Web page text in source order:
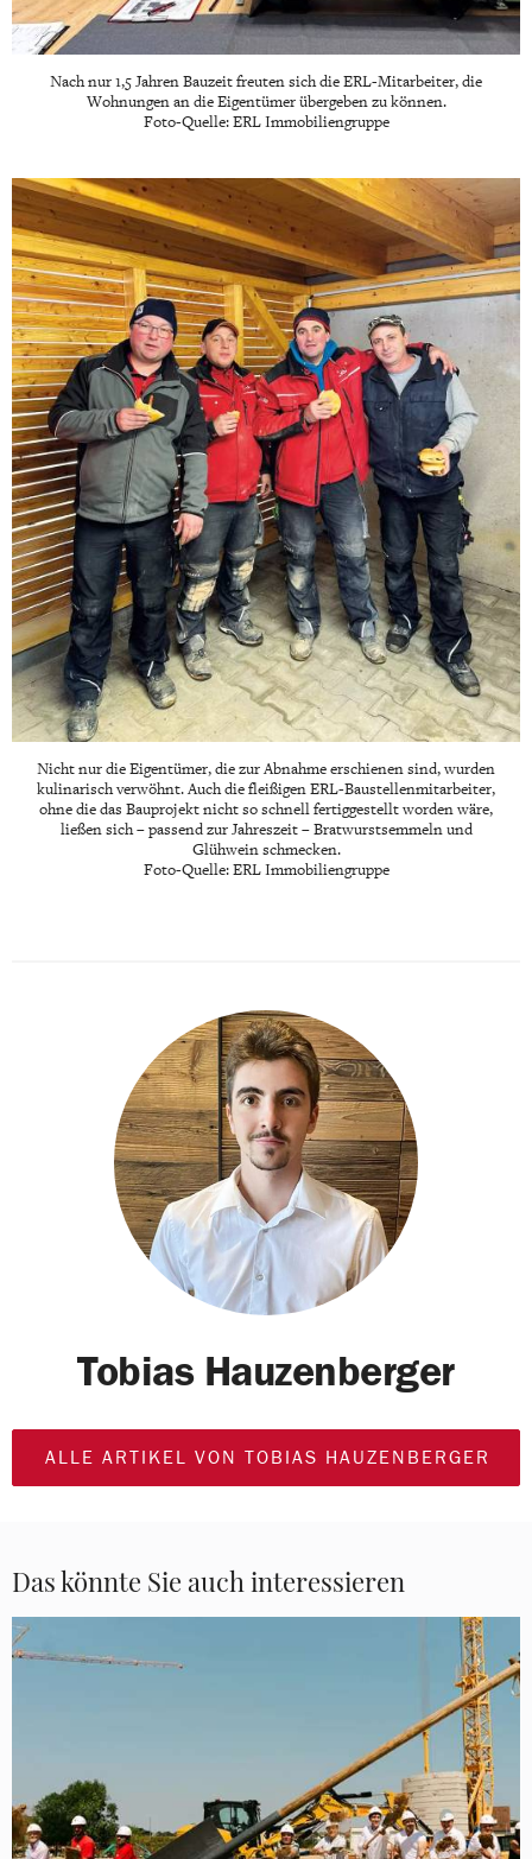
Nach nur 1,5 Jahren Bauzeit freuten sich die ERL-Mitarbeiter, die
Wohnungen an die Eigentümer übergeben zu können.
Foto-Quelle: ERL Immobiliengruppe
Nicht nur die Eigentümer, die zur Abnahme erschienen sind, wurden
kulinarisch verwöhnt. Auch die fleißigen ERL-Baustellenmitarbeiter,
ohne die das Bauprojekt nicht so schnell fertiggestellt worden wäre,
ließen sich – passend zur Jahreszeit – Bratwurstsemmeln und
Glühwein schmecken.
Foto-Quelle: ERL Immobiliengruppe
Tobias Hauzenberger
ALLE ARTIKEL VON TOBIAS HAUZENBERGER
Das könnte Sie auch interessieren